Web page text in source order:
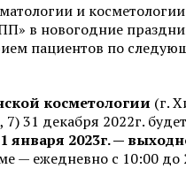
и косметологии
в новогодние
пациентов по
косметологии (г.
31 декабря 2022г.
1 января 2023г. —
— ежедневно с 10:00 до